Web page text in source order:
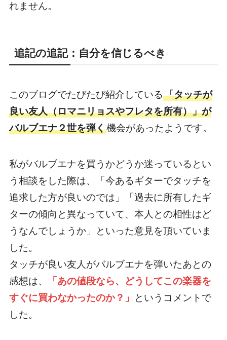
れません。
追記の追記：自分を信じるべき
このブログでたびたび紹介している「タッチが
良い友人（ロマニリョスやフレタを所有）」が
バルブエナ２世を弾く機会があったようです。
私がバルブエナを買うかどうか迷っているとい
う相談をした際は、「今あるギターでタッチを
追求した方が良いのでは」「過去に所有したギ
ターの傾向と異なっていて、本人との相性はど
うなんでしょうか」といった意見を頂いていま
した。
タッチが良い友人がバルブエナを弾いたあとの
感想は、
「あの値段なら、どうしてこの楽器を
すぐに買わなかったのか？」
というコメントで
した。